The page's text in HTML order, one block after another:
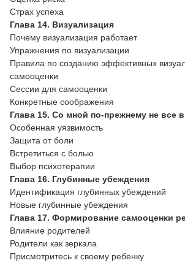
Страх успеха
Глава 14. Визуализация
Почему визуализация работает
Упражнения по визуализации
Правила по созданию эффективных
самооценки
Сессии для самооценки
Конкретные соображения
Глава 15. Со мной по-прежнему не все
Особенная уязвимость
Защита от боли
Встретиться с болью
Выбор психотерапии
Глава 16. Глубинные убеждения
Идентификация глубинных убеждений
Новые глубинные убеждения
Глава 17. Формирование самооценки
Влияние родителей
Родители как зеркала
Присмотритесь к своему ребенку